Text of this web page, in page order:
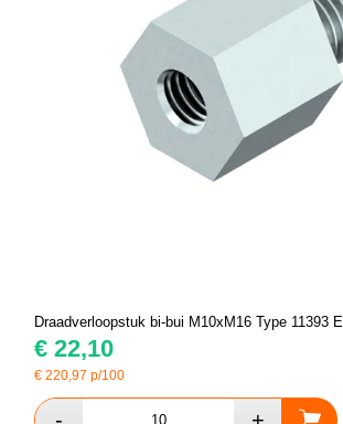
Draadverloopstuk bi-bui M10xM16 Type 11393
€ 22,10
€220,97 p/100